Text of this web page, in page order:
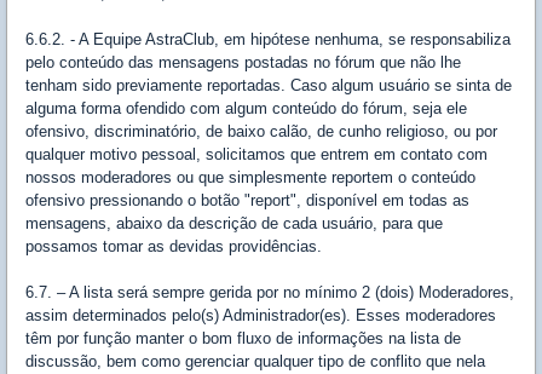
6.6.2. - A Equipe AstraClub, em hipótese nenhuma, se responsabiliza
pelo conteúdo das mensagens postadas no fórum que não lhe
tenham sido previamente reportadas. Caso algum usuário se sinta de
alguma forma ofendido com algum conteúdo do fórum, seja ele
ofensivo, discriminatório, de baixo calão, de cunho religioso, ou por
qualquer motivo pessoal, solicitamos que entrem em contato com
nossos moderadores ou que simplesmente reportem o conteúdo
ofensivo pressionando o botão "report", disponível em todas as
mensagens, abaixo da descrição de cada usuário, para que
possamos tomar as devidas providências.
6.7. – A lista será sempre gerida por no mínimo 2 (dois) Moderadores,
assim determinados pelo(s) Administrador(es). Esses moderadores
têm por função manter o bom fluxo de informações na lista de
discussão, bem como gerenciar qualquer tipo de conflito que nela